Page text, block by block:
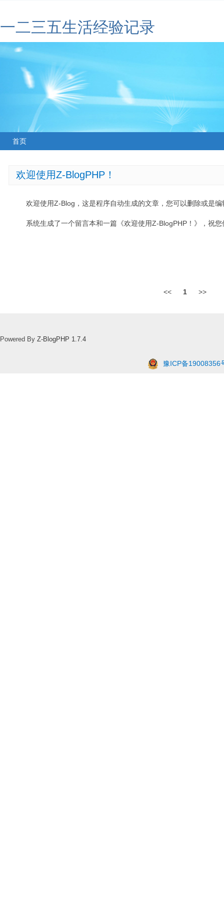
一二三五生活经验记录
首页
欢迎使用Z-BlogPHP！
欢迎使用Z-Blog，这是程序自动生成的文章，您可以删除或是编
系统生成了一个留言本和一篇《欢迎使用Z-BlogPHP！》，祝
<< 1 >>
Powered By Z-BlogPHP 1.7.4
豫ICP备19008356